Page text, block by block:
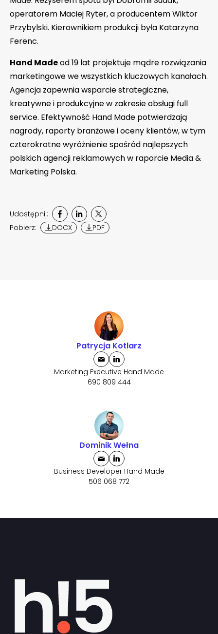
operatorem Maciej Ryter, a producentem Wiktor
Przybylski. Kierownikiem produkcji była Katarzyna
Ferenc.
Hand Madeod 19 lat projektuje mądre rozwiązania
marketingowe we wszystkich kluczowych kanałach.
Agencja zapewnia wsparcie strategiczne,
kreatywne i produkcyjne w zakresie obsługi full
service. Efektywność Hand Made potwierdzają
nagrody, raporty branżowe i oceny klientów, w tym
czterokrotne wyróżnienie spośród najlepszych
polskich agencji reklamowych w raporcie Media &
Marketing Polska.
Udostępnij:
Pobierz:
DOCX PDF
Patrycja Kotlarz
Marketing Executive Hand Made
690 809 444
Dominik Wełna
Business Developer Hand Made
506 068 772